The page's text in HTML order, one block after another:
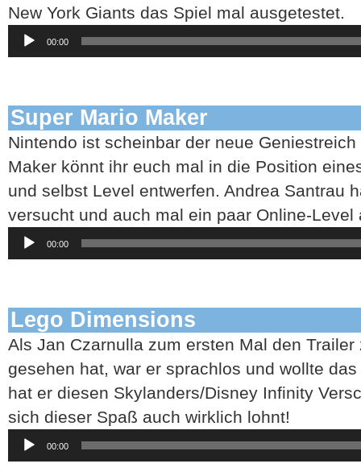
New York Giants das Spiel mal ausgetestet.
Audio-
Player
00:00
Super Mario Maker
Nintendo ist scheinbar der neue
Maker könnt ihr euch mal in die Position
und selbst Level entwerfen. Andrea Santrau
versucht und auch mal ein paar Online-Level
Audio-
Player
00:00
Lego Dimensions
Als Jan Czarnulla zum ersten Mal den
gesehen hat, war er sprachlos und wollte
hat er diesen Skylanders/Disney Infinity
sich dieser Spaß auch wirklich lohnt!
Audio-
Player
00:00